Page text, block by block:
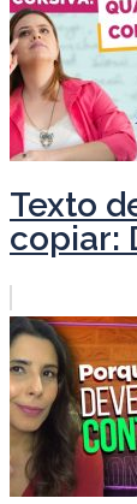
Texto
copiar: